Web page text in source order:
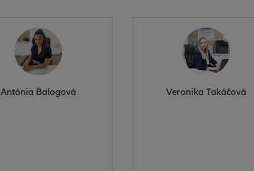
Antónia Balogová Veronika Takáčová